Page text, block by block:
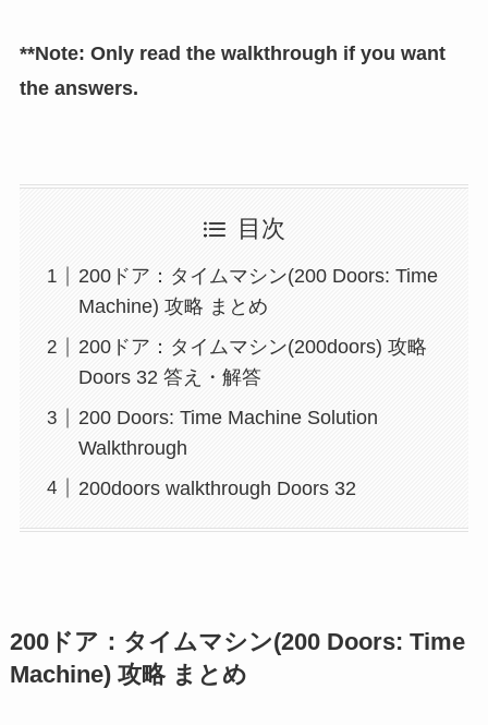
**Note: Only read the walkthrough if you want
the answers.
目次
200ドア：タイムマシン(200 Doors: Time
Machine) 攻略 まとめ
200ドア：タイムマシン(200doors) 攻略
Doors 32 答え・解答
200 Doors: Time Machine Solution
Walkthrough
200doors walkthrough Doors 32
200ドア：タイムマシン(200 Doors: Time
Machine) 攻略 まとめ